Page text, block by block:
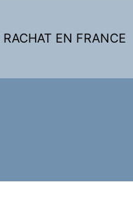
EN FRANCE